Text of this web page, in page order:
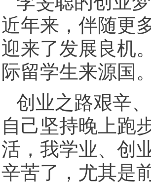
近年来，伴随更
迎来了发展良机
际留学生来源国。
创业之路艰辛
自己坚持晚上跑
活，我学业、创
辛苦了，尤其是